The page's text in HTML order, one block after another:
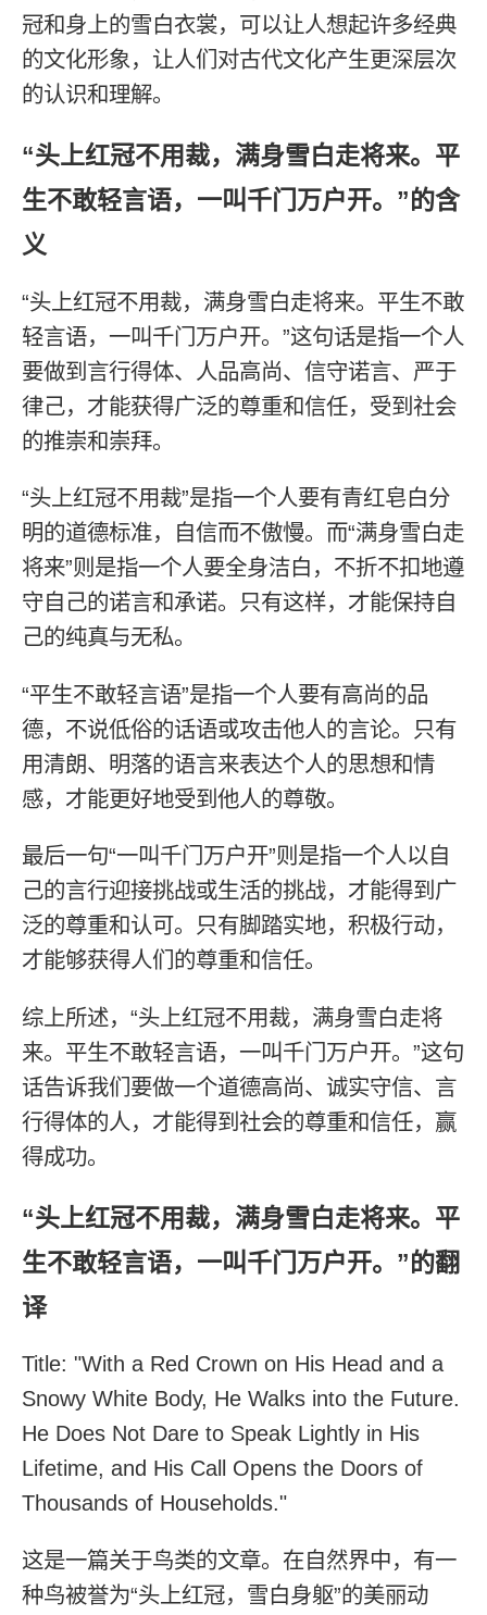
冠和身上的雪白衣裳，可以让人想起许多经典
的文化形象，让人们对古代文化产生更深层次
的认识和理解。
“头上红冠不用裁，满身雪白走将来。平
生不敢轻言语，一叫千门万户开。”的含
义
“头上红冠不用裁，满身雪白走将来。平生不敢
轻言语，一叫千门万户开。”这句话是指一个人
要做到言行得体、人品高尚、信守诺言、严于
律己，才能获得广泛的尊重和信任，受到社会
的推崇和崇拜。
“头上红冠不用裁”是指一个人要有青红皂白分
明的道德标准，自信而不傲慢。而“满身雪白走
将来”则是指一个人要全身洁白，不折不扣地遵
守自己的诺言和承诺。只有这样，才能保持自
己的纯真与无私。
“平生不敢轻言语”是指一个人要有高尚的品
德，不说低俗的话语或攻击他人的言论。只有
用清朗、明落的语言来表达个人的思想和情
感，才能更好地受到他人的尊敬。
最后一句“一叫千门万户开”则是指一个人以自
己的言行迎接挑战或生活的挑战，才能得到广
泛的尊重和认可。只有脚踏实地，积极行动，
才能够获得人们的尊重和信任。
综上所述，“头上红冠不用裁，满身雪白走将
来。平生不敢轻言语，一叫千门万户开。”这句
话告诉我们要做一个道德高尚、诚实守信、言
行得体的人，才能得到社会的尊重和信任，赢
得成功。
“头上红冠不用裁，满身雪白走将来。平
生不敢轻言语，一叫千门万户开。”的翻
译
Title: "With a Red Crown on His Head and a
Snowy White Body, He Walks into the Future.
He Does Not Dare to Speak Lightly in His
Lifetime, and His Call Opens the Doors of
Thousands of Households."
这是一篇关于鸟类的文章。在自然界中，有一
种鸟被誉为“头上红冠，雪白身躯”的美丽动